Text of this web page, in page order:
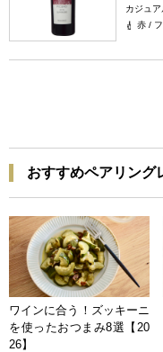
カジュア
赤 /
おすすめペアリング
ワインに合う！ズッキーニ
を使ったおつまみ8選【20
26】